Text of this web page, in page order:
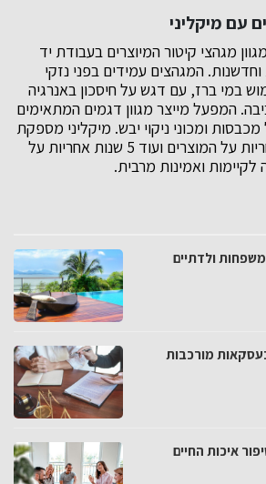
עם מיקליני
מגהצי קיטור המיוצרים בעבודת יד
המגהצים עמידים בפני נזקי
במי ברז, עם דגש על חיסכון באנרגיה
המפעל מייצר מגוון דגמים המתאימים
ומכוני ניקוי יבש. מיקליני מספקת
ללקוחותיה שנתיים אחריות על המוצרים ועוד 5 שנות אחריות על
ואמינות מרבית.
ולדתיים
מורכבות
איכות החיים